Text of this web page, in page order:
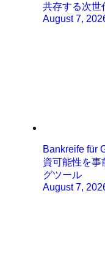
共存する次世
August 7,
Bankreife für
資可能性を事
グツール
August 7,